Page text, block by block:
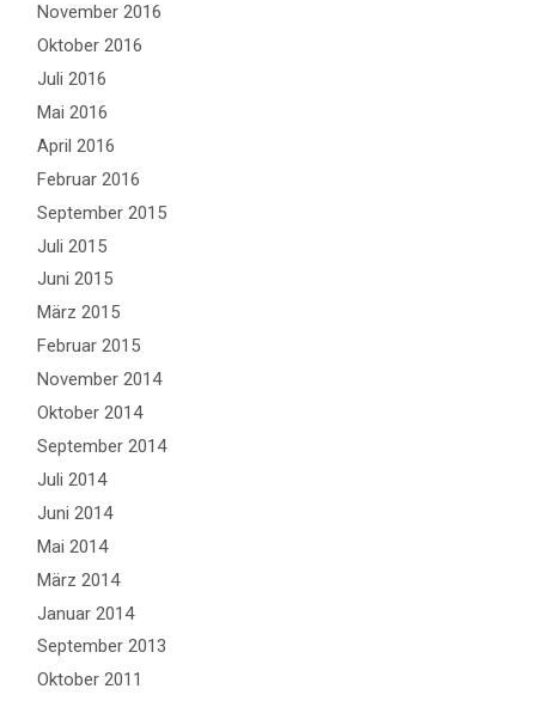
November 2016
Oktober 2016
Juli 2016
Mai 2016
April 2016
Februar 2016
September 2015
Juli 2015
Juni 2015
März 2015
Februar 2015
November 2014
Oktober 2014
September 2014
Juli 2014
Juni 2014
Mai 2014
März 2014
Januar 2014
September 2013
Oktober 2011